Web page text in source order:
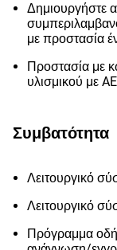
Δημιουργήστε
με προστασία
Προστασία με
υλισμικού με
Συμβατότητα
Λειτουργικό
Λειτουργικό
Πρόγραμμα